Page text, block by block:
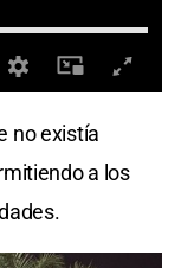
no existía
a los